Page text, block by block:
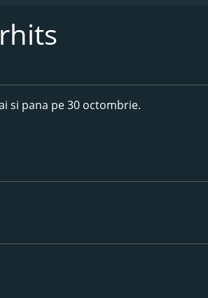
si pana pe 30 octombrie.